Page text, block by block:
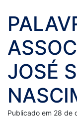
JOSÉ
Publicado em 28 de